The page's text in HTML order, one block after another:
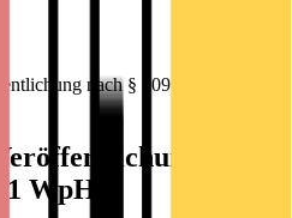
nach § 109 Absatz 2 Satz
nach
1 WpHG